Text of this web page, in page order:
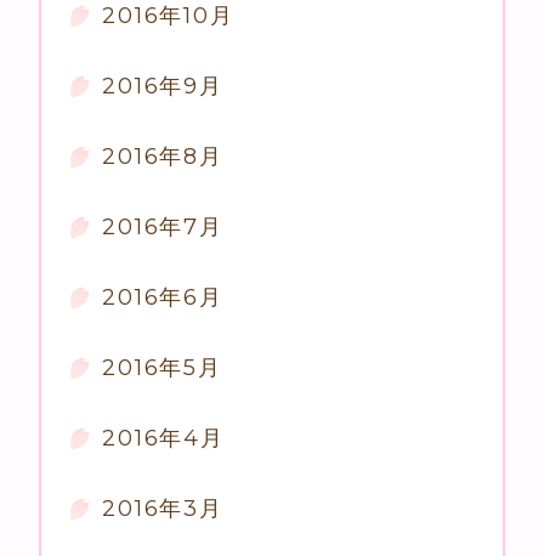
2016年10月
2016年9月
2016年8月
2016年7月
2016年6月
2016年5月
2016年4月
2016年3月